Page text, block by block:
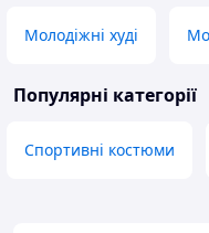
Молодіжні худі
Популярні категорії
Спортивні костюми